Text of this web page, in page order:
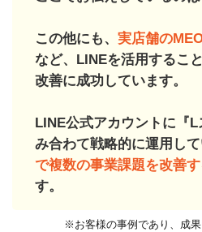
この他にも、 実店舗の
など、LINEを活用するこ
改善に成功しています。
LINE公式アカウントに『
み合わて戦略的に運用して
で複数の事業課題を改善
す。
※お客様の事例であり、成果